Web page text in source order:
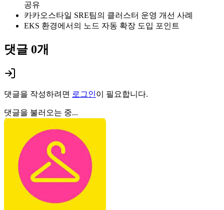
공유
카카오스타일 SRE팀의 클러스터 운영 개선 사례
EKS 환경에서의 노드 자동 확장 도입 포인트
댓글 0개
댓글을 작성하려면 로그인이 필요합니다.
댓글을 불러오는 중...